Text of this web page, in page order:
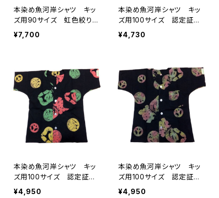
本染め魚河岸シャツ キッ
ズ用90サイズ 虹色絞り染
め レインボータイダイ
認定証付き 木綿晒 平和
ーク 職人の仕立てシャ
ツ てぬぐいシャツ 濱い
ちシャツ 焼津 浜通り
¥7,700
本染め魚河岸シャツ キッ
ズ用100サイズ 認定証付
き 木綿晒 平和柄 黒×
ミント 子供用 日本製
ャツ てぬぐいシャツ 濱い
ちシャツ 焼津 浜通り
港町
¥4,730
本染め魚河岸シャツ キッ
ズ用100サイズ 認定証付
き 木綿晒 平和柄 黒×
¥4,950
本染め魚河岸シャツ キッ
ズ用100サイズ 認定証付
き 木綿晒 平和柄 黒×
¥4,950